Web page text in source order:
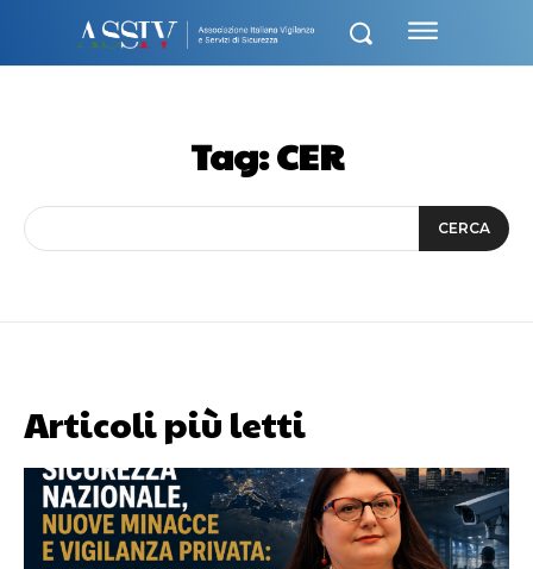
Tag:CER
CERCA
Articoli più letti